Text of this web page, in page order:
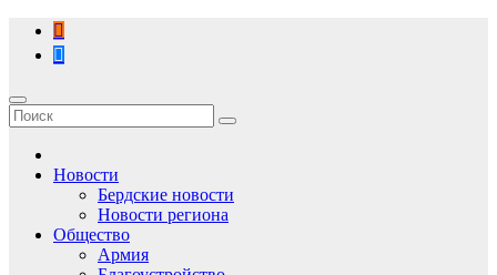
Перейти
содержимому
Новости
Бердские новости
Новости региона
Общество
Армия